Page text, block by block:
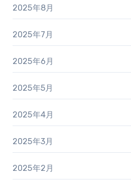
2025年8月
2025年7月
2025年6月
2025年5月
2025年4月
2025年3月
2025年2月